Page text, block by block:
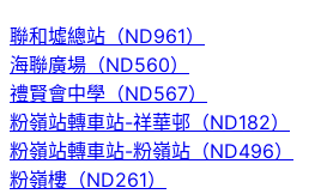
聯和墟總站（ND961）
海聯廣場（ND560）
禮賢會中學（ND567）
粉嶺站轉車站-祥華邨（ND182）
粉嶺站轉車站-粉嶺站（ND496）
粉嶺樓（ND261）